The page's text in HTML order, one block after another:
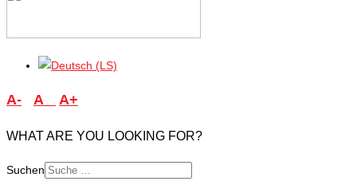
A- A A+
WHAT ARE YOU LOOKING FOR?
Suchen